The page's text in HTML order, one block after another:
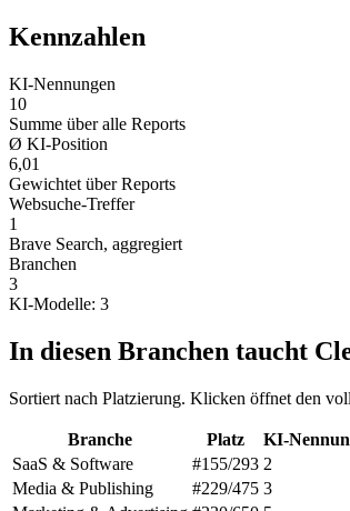
Kennzahlen
KI-Nennungen
10
Summe über alle Reports
Ø KI-Position
6,01
Gewichtet über Reports
Websuche-Treffer
1
Brave Search, aggregiert
Branchen
3
KI-Modelle: 3
In diesen Branchen taucht
Sortiert nach Platzierung. Klicken öffnet den
Branche Platz KI-
SaaS & Software
#155/293 2
Media & Publishing
#229/475 3